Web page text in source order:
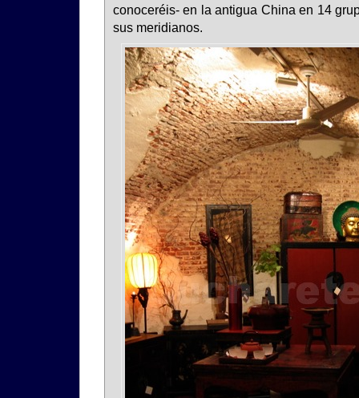
conoceréis- en la antigua China en 14
sus meridianos.